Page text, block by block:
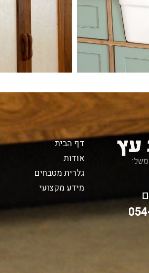
דף הבית
אודות
גלרית מטבחים
מידע מקצועי